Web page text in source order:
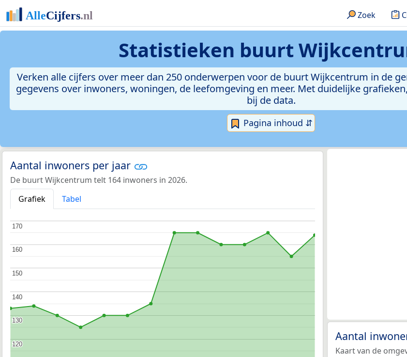
Zoek
Statistieken buurt
Verken alle cijfers over meer dan 250 onderwerpen voor de buurt Wijkcentrum in de
gegevens over inwoners, woningen, de leefomgeving en meer. Met duidelijke
bij de data.
Pagina inhoud ⇵
Aantal inwoners per jaar
De buurt Wijkcentrum telt 164 inwoners in 2026.
Grafiek
Tabel
120
120
130
130
140
140
150
150
160
160
170
170
Aantal
Kaart van de